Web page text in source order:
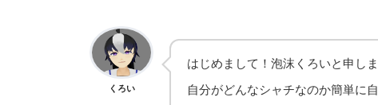
くろい
はじめまして！泡沫くろいと申しま
自分がどんなシャチなのか簡単に